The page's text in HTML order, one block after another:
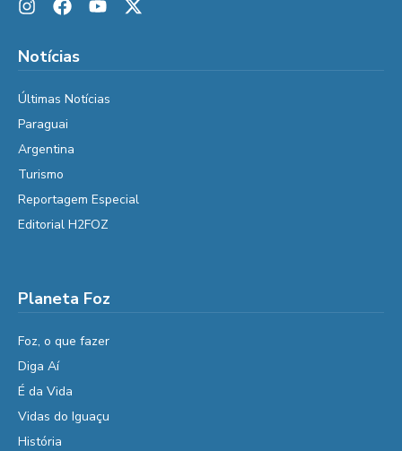
Notícias
Últimas Notícias
Paraguai
Argentina
Turismo
Reportagem Especial
Editorial H2FOZ
Planeta Foz
Foz, o que fazer
Diga Aí
É da Vida
Vidas do Iguaçu
História